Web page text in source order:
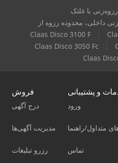
با غلتک
Claas Disco 3100 F
Claas Disco 3050 Fc
Claas
فروش
درج آگهی
مدیریت آگهی‌ها
رزرو تبلیغات
و پشتیبانی
ورود
متداول/راهنما
تماس